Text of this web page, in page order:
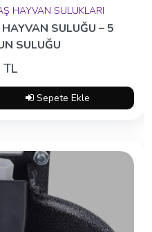
HAYVAN SULUKLARI
SULUĞU – 5
SULUĞU
Sepete Ekle